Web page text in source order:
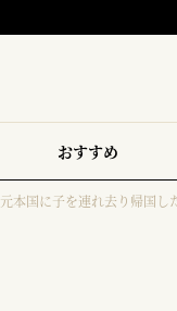
おすすめ
元本国に子を連れ去り帰国し